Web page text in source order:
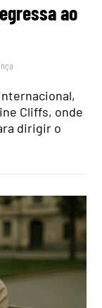
ao
Cliffs, onde
dirigir o